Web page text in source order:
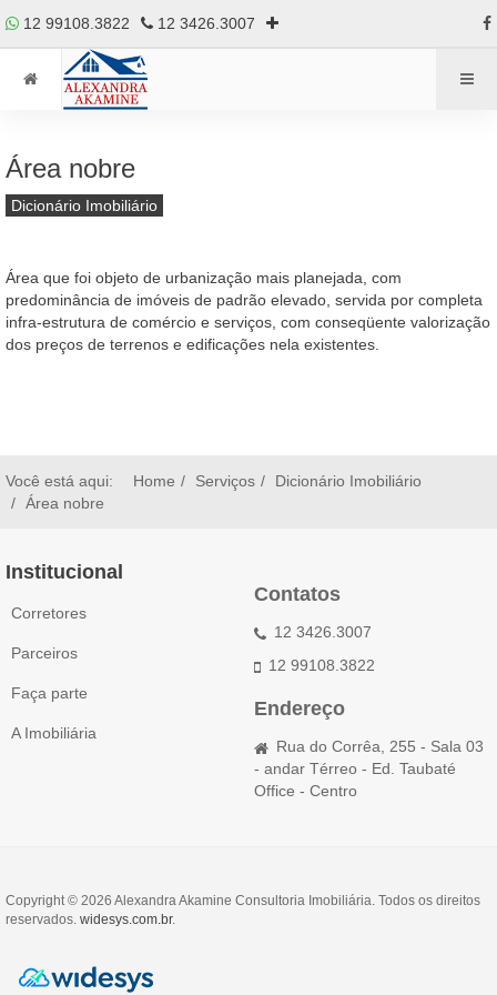
12 99108.3822 12 3426.3007
Área nobre
Dicionário Imobiliário
Área que foi objeto de urbanização mais planejada, com
predominância de imóveis de padrão elevado, servida por completa
infra-estrutura de comércio e serviços, com conseqüente valorização
dos preços de terrenos e edificações nela existentes.
Você está aqui: Home Serviços
Dicionário Imobiliário
Área nobre
Institucional
Corretores
Parceiros
Faça parte
A Imobiliária
Contatos
12 3426.3007
12 99108.3822
Endereço
Rua do Corrêa, 255 - Sala 03
- andar Térreo - Ed. Taubaté
Office - Centro
Copyright © 2026 Alexandra Akamine Consultoria Imobiliária. Todos os direitos
reservados. widesys.com.br.